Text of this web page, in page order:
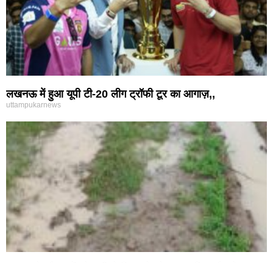
लखनऊ में हुआ यूपी टी-20 लीग ट्रॉफी टूर का आगाज़,,
uttampukarnews